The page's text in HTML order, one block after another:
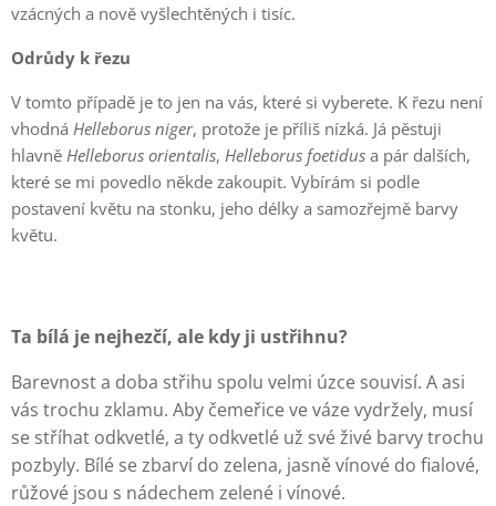
vzácných a nově vyšlechtěných i tisíc.
Odrůdy k řezu
V tomto případě je to jen na vás, které si vyberete. K řezu není
vhodná Helleborus niger, protože je příliš nízká. Já pěstuji
hlavně Helleborus orientalis, Helleborus foetidus a pár dalších,
které se mi povedlo někde zakoupit. Vybírám si podle
postavení květu na stonku, jeho délky a samozřejmě barvy
květu.
Ta bílá je nejhezčí, ale kdy ji ustřihnu?
Barevnost a doba střihu spolu velmi úzce souvisí. A asi
vás trochu zklamu. Aby čemeřice ve váze vydržely, musí
se stříhat odkvetlé, a ty odkvetlé už své živé barvy trochu
pozbyly. Bílé se zbarví do zelena, jasně vínové do fialové,
růžové jsou s nádechem zelené i vínové.